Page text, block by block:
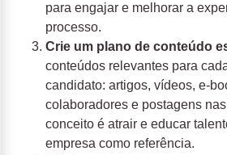
para engajar e melhorar a
processo.
Crie um plano de conteúdo
conteúdos relevantes para
candidato: artigos, vídeos, e-
colaboradores e postagens
conceito é atrair e educar
empresa como referência.